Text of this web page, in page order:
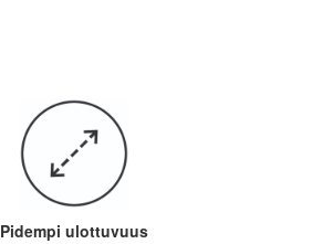
Pidempi ulottuvuus